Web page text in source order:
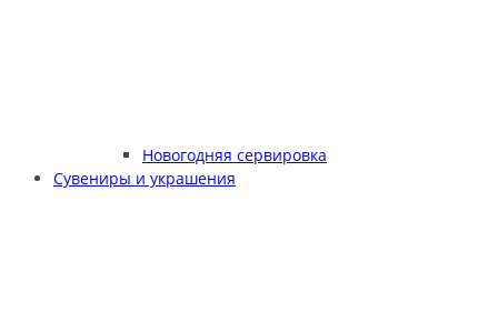
Новогодняя сервировка
Сувениры и украшения